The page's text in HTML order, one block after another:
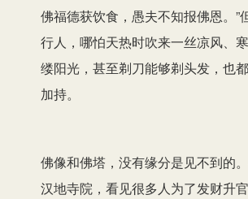
佛福德获饮食，愚夫不知报佛恩。”
行人，哪怕天热时吹来一丝凉风、
缕阳光，甚至剃刀能够剃头发，也
加持。
佛像和佛塔，没有缘分是见不到的
汉地寺院，看见很多人为了发财升